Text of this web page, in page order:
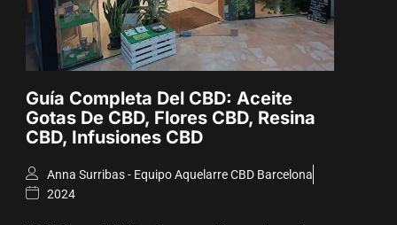
Guía Completa Del CBD: Aceite
Gotas De CBD, Flores CBD, Resina
CBD, Infusiones CBD
Anna Surribas - Equipo Aquelarre CBD Barcelona
2024